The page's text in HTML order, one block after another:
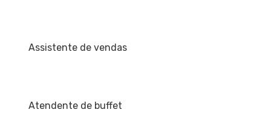
Assistente de vendas
Atendente de buffet